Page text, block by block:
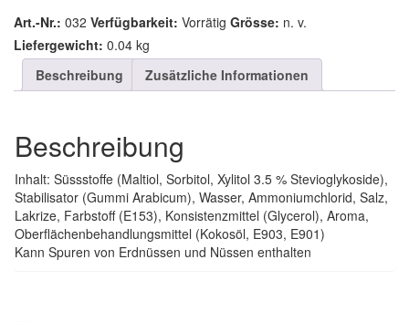
Art.-Nr.: 032 Verfügbarkeit: Vorrätig Grösse: n. v.
Liefergewicht: 0.04 kg
Beschreibung
Zusätzliche Informationen
Beschreibung
Inhalt: Süssstoffe (Maltiol, Sorbitol, Xylitol 3.5 % Stevioglykoside),
Stabilisator (Gummi Arabicum), Wasser, Ammoniumchlorid, Salz,
Lakrize, Farbstoff (E153), Konsistenzmittel (Glycerol), Aroma,
Oberflächenbehandlungsmittel (Kokosöl, E903, E901)
Kann Spuren von Erdnüssen und Nüssen enthalten